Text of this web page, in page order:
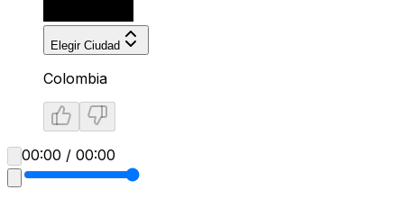
Elegir Ciudad
Colombia
00:00 / 00:00